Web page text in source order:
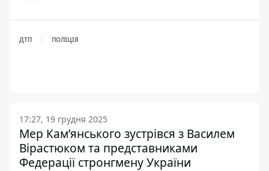
ДТП ПОЛІЦІЯ
17:27, 19 грудня 2025
Мер Кам’янського зустрівся з Василем
Вірастюком та представниками
Федерації стронгмену України